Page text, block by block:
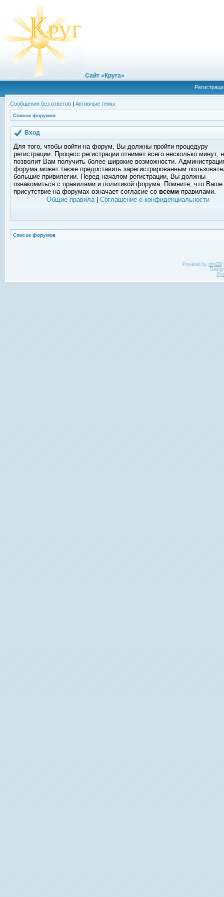
Сайт «Круга»
Сообщения без ответов | Активные темы
Список форумов
Вход
Для того, чтобы войти на форум, Вы должны пройти процедуру
регистрации. Процесс регистрации отнимет всего несколько минут,
позволит Вам получить более широкие возможности.
форума может также предоставить зарегистрированным
большие привилегии. Перед началом регистрации, Вы должны
ознакомиться с правилами и политикой форума. Помните, что Ваше
присутствие на форумах означает согласие со всеми правилами.
Общие правила| Соглашение о конфиденциальности
Список форумов
Powered by phpBB